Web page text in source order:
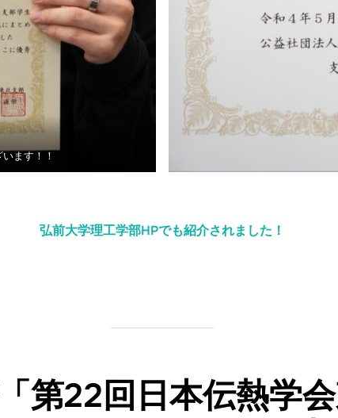
ます！！
弘前大学理工学部HPでも紹介されました！
第22回日本伝熱学